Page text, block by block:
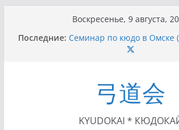
содержимому
Воскресенье, 9 августа,
Последние: Семинар по кюдо в Омске
Чемпионат Росcии, Дёмино
II Кубок Посла Японии в
Орёл (25.07.2021)
I этап Кубка Московской
Сейдокан II (27.06.2021)
弓道会
KYUDOKAI *